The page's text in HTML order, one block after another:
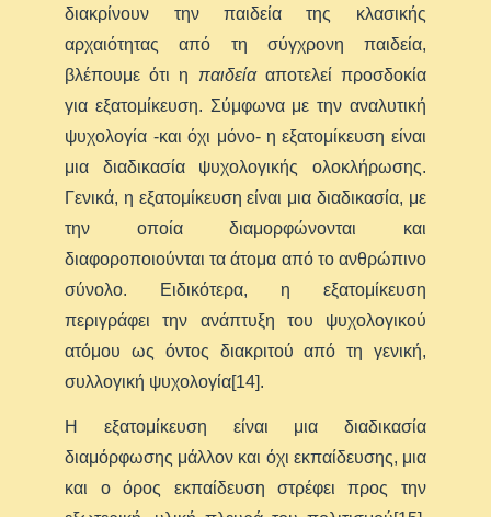
διακρίνουν την παιδεία της κλασικής
αρχαιότητας από τη σύγχρονη παιδεία,
βλέπουμε ότι η παιδείααποτελεί προσδοκία
για εξατομίκευση. Σύμφωνα με την αναλυτική
ψυχολογία -και όχι μόνο- η εξατομίκευση είναι
μια διαδικασία ψυχολογικής ολοκλήρωσης.
Γενικά, η εξατομίκευση είναι μια διαδικασία, με
την οποία διαμορφώνονται και
διαφοροποιούνται τα άτομα από το ανθρώπινο
σύνολο. Ειδικότερα, η εξατομίκευση
περιγράφει την ανάπτυξη του ψυχολογικού
ατόμου ως όντος διακριτού από τη γενική,
συλλογική ψυχολογία[14].
Η εξατομίκευση είναι μια διαδικασία
διαμόρφωσης μάλλον και όχι εκπαίδευσης, μια
και ο όρος εκπαίδευση στρέφει προς την